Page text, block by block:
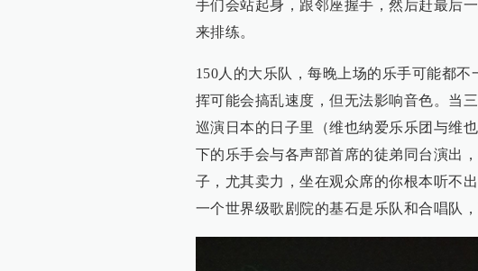
手们会站起身，跟邻座握手，然后赶最后
来排练。
150人的大乐队，每晚上场的乐手可能都
挥可能会搞乱速度，但无法影响音色。当
巡演日本的日子里（维也纳爱乐乐团与维
下的乐手会与各声部首席的徒弟同台演出
子，尤其卖力，坐在观众席的你根本听不
一个世界级歌剧院的基石是乐队和合唱队